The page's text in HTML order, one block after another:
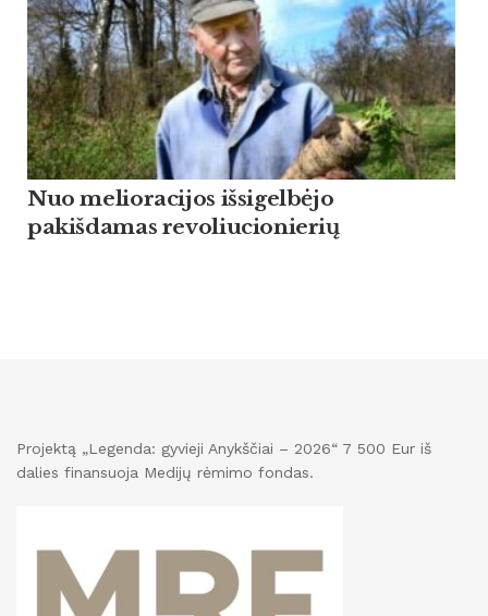
Nuo melioracijos išsigelbėjo
pakišdamas revoliucionierių
Projektą „Legenda: gyvieji Anykščiai – 2026“ 7 500 Eur iš
dalies finansuoja Medijų rėmimo fondas.